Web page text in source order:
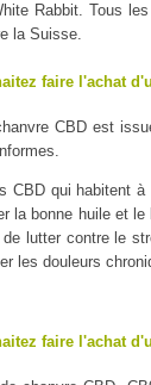
Rabbit. Tous
la Suisse.
faire l'achat
CBD est
CBD qui habitent
la bonne huile et
lutter contre le
les douleurs
faire l'achat